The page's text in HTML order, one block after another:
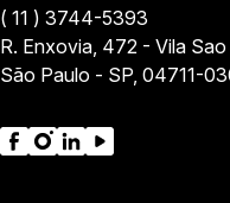
( 11 ) 3744-5393
R. Enxovia, 472 - Vila
São Paulo - SP, 04711-